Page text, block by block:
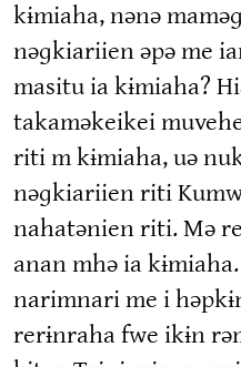
kɨmiaha, nənə
nəɡkiariien əpə me
masitu ia kɨmiaha?
takaməkeikei
riti m kɨmiaha, uə
nəɡkiariien riti
nahatənien riti. Mə
anan mhə ia kɨmiaha.
narimnari me i
rerɨnraha fwe ikɨn